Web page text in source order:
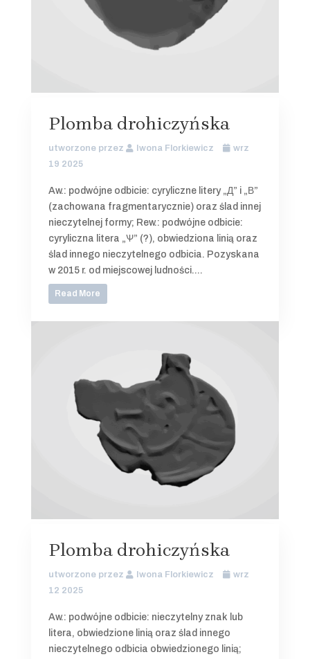
Plomba drohiczyńska
utworzone przez Iwona Florkiewicz
wrz
19 2025
Aw.: podwójne odbicie: cyryliczne litery „Д” i „В”
(zachowana fragmentarycznie) oraz ślad innej
nieczytelnej formy; Rew.: podwójne odbicie:
cyryliczna litera „Ѱ” (?), obwiedziona linią oraz
ślad innego nieczytelnego odbicia. Pozyskana
w 2015 r. od miejscowej ludności....
Read More
Plomba drohiczyńska
utworzone przez Iwona Florkiewicz
wrz
12 2025
Aw.: podwójne odbicie: nieczytelny znak lub
litera, obwiedzione linią oraz ślad innego
nieczytelnego odbicia obwiedzionego linią;